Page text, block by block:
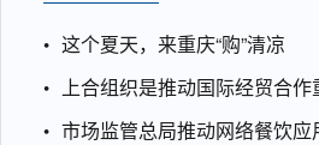
这个夏天，来重庆“购”清凉
上合组织是推动国际经贸合作
市场监管总局推动网络餐饮应